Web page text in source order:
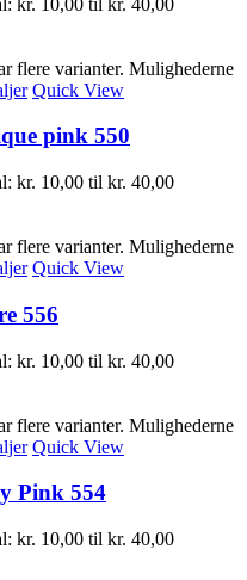
flere varianter. Mulighederne
Quick View
pink 550
kr. 10,00 til kr. 40,00
flere varianter. Mulighederne
Quick View
556
kr. 10,00 til kr. 40,00
flere varianter. Mulighederne
Quick View
Pink 554
kr. 10,00 til kr. 40,00